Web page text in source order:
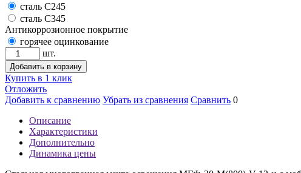
сталь С245
сталь С345
Антикоррозионное покрытие
горячее оцинкование
шт.
Добавить в корзину
Купить в 1 клик
Отложить
Добавить к сравнению Убрать из сравнения Сравнить 0
Описание
Характеристики
Дополнительно
Динамика цены